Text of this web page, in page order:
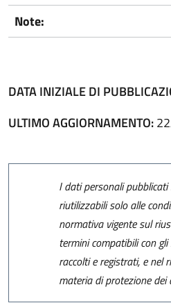
Note:
DATA INIZIALE DI
ULTIMO AGGIORNAMENTO:
I dati personali
riutilizzabili solo alle
normativa vigente sul
termini compatibili con
raccolti e registrati, e nel
materia di protezione dei